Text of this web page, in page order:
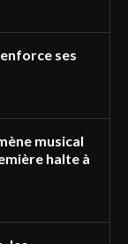
ses
musical
halte à